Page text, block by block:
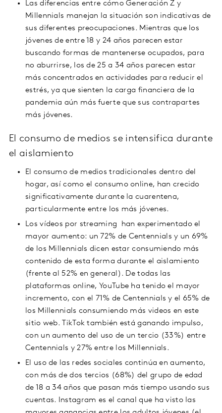
Las diferencias entre cómo Generación Z y
Millennials manejan la situación son indicativas de
sus diferentes preocupaciones. Mientras que los
jóvenes de entre 18 y 24 años parecen estar
buscando formas de mantenerse ocupados, para
no aburrirse, los de 25 a 34 años parecen estar
más concentrados en actividades para reducir el
estrés, ya que sienten la carga financiera de la
pandemia aún más fuerte que sus contrapartes
más jóvenes.
El consumo de medios se intensifica durante
el aislamiento
El consumo de medios tradicionales dentro del
hogar, así como el consumo online, han crecido
significativamente durante la cuarentena,
particularmente entre los más jóvenes.
Los vídeos por streaming han experimentado el
mayor aumento: un 72% de Centennials y un 69%
de los Millennials dicen estar consumiendo más
contenido de esta forma durante el aislamiento
(frente al 52% en general). De todas las
plataformas online, YouTube ha tenido el mayor
incremento, con el 71% de Centennials y el 65% de
los Millennials consumiendo más videos en este
sitio web. TikTok también está ganando impulso,
con un aumento del uso de un tercio (33%) entre
Centennials y 27% entre los Millennials.
El uso de las redes sociales continúa en aumento,
con más de dos tercios (68%) del grupo de edad
de 18 a 34 años que pasan más tiempo usando sus
cuentas. Instagram es el canal que ha visto las